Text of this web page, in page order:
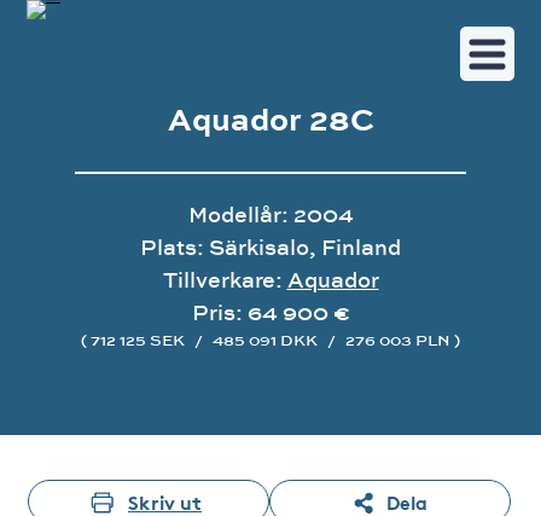
Aquador 28C
Modellår: 2004
Plats: Särkisalo, Finland
Tillverkare: Aquador
Pris: 64 900 €
( 712 125 SEK / 485 091 DKK / 276 003 PLN )
Skriv ut Dela